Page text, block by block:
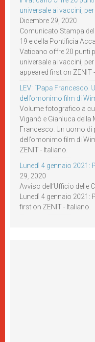
universale ai vaccini,
Dicembre 29, 2020
Comunicato Stampa
19 e della Pontificia
Vaticano offre 20 punti
universale ai vaccini,
appeared first on ZENIT
LEV: “Papa
dell’omonimo film di
Volume fotografico a
Viganò e Gianluca della
Francesco. Un uomo di
dell’omonimo film di
ZENIT - Italiano.
Lunedì 4 gennaio
29, 2020
Avviso dell’Ufficio delle
Lunedì 4 gennaio
first on ZENIT - Italiano.